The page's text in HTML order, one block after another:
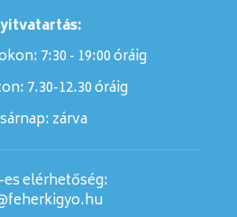
7:30 - 19:00 óráig
7.30-12.30 óráig
zárva
es elérhetőség: